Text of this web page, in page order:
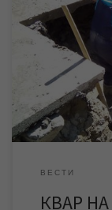
водоснабдевања
„Водовод и
квара и раде на
проценама
часова. Одмах
водоснабдевање
ВЕСТИ
КВАР